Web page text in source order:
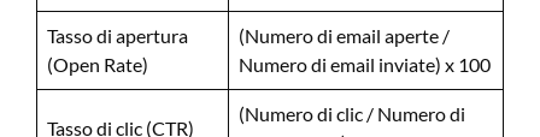
Tasso di apertura
(Open Rate)
(Numero di email aperte /
Numero di email inviate) x 100
Tasso di clic (CTR)
(Numero di clic / Numero di